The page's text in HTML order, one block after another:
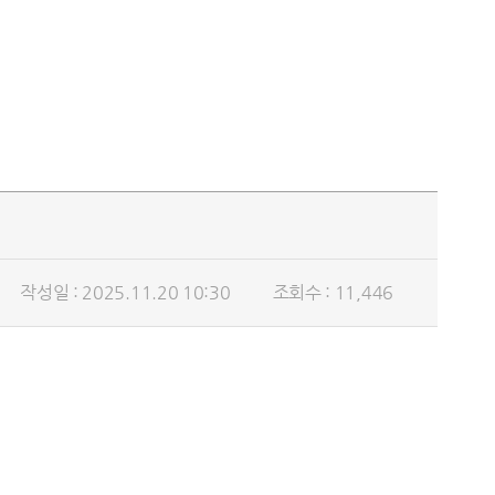
작성일 : 2025.11.20 10:30 조회수 : 11,446